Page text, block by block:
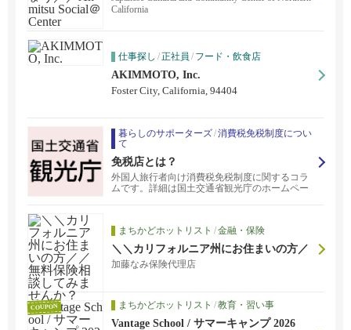
California
仕事探し /正社員 / フード・飲食店
AKIMMOTO, Inc.
Foster City, California, 94404
暮らしのサポーターズ/消費税免税制度につい
て
免税店とは？
外国人旅行者向け消費税免税制度に関するコラ
ムです。詳細は国土交通省観光庁のホームペー
まちかどホットリスト /金融・保険
＼＼カリフォルニア州にお住まいの方／
／無料保険相談してみませんか？
加藤なみ保険代理店
まちかどホットリスト /教育・習い事
Vantage School / サマーキャンプ 2026
COUPON